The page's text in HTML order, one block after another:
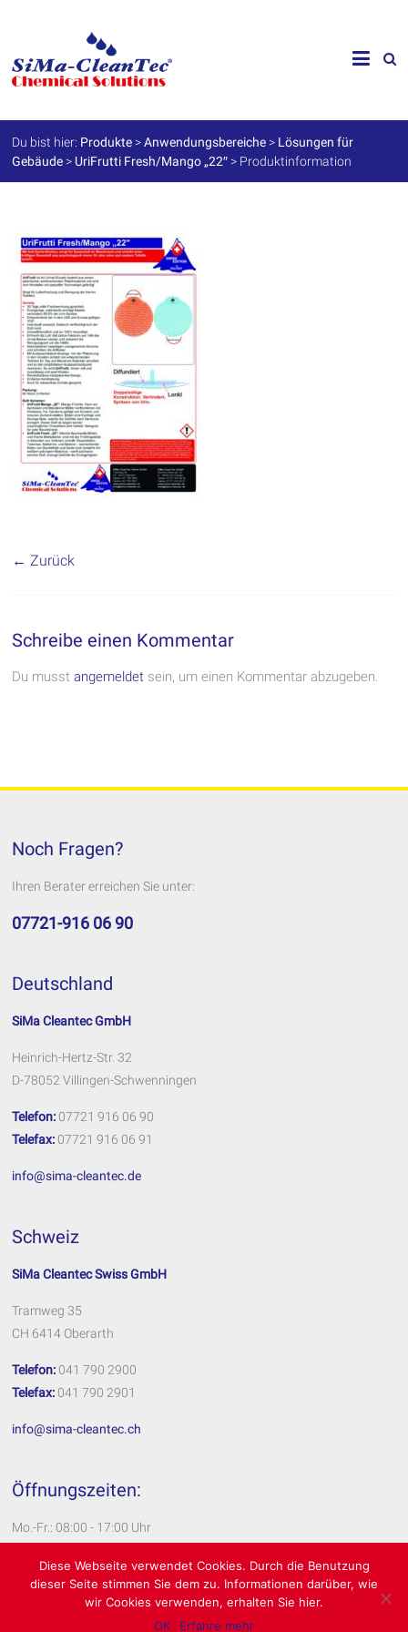
SiMa-
Cleantec
GmbH
Spezialprodukte
für
Werterhalt
Du bist hier: Produkte >Anwendungsbereiche > Lösungen für
Gebäude > UriFrutti Fresh/Mango „22″ > Produktinformation
← Zurück
Schreibe einen Kommentar
Du musstangemeldet sein, um einen Kommentar abzugeben.
Noch Fragen?
Ihren Berater erreichen Sie unter:
07721-916 06 90
Deutschland
SiMa Cleantec GmbH
Heinrich-Hertz-Str. 32
D-78052 Villingen-Schwenningen
Telefon: 07721 916 06 90
Telefax: 07721 916 06 91
info@sima-cleantec.de
Schweiz
SiMa Cleantec Swiss GmbH
Tramweg 35
CH 6414 Oberarth
Telefon: 041 790 2900
Telefax: 041 790 2901
info@sima-cleantec.ch
Öffnungszeiten:
Mo.-Fr.: 08:00 - 17:00 Uhr
Impressum
Datenschutzerklärung
Diese Webseite verwendet Cookies. Durch die Benutzung
dieser Seite stimmen Sie dem zu. Informationen darüber, wie
wir Cookies verwenden, erhalten Sie hier.
OK
Erfahre mehr